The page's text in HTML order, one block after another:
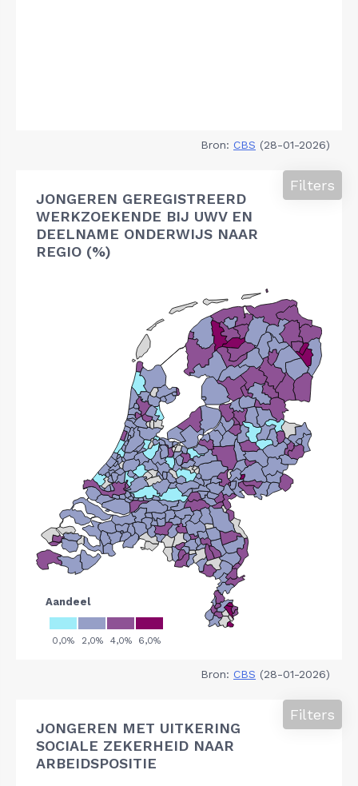
Bron: CBS (28-01-2026)
JONGEREN GEREGISTREERD
WERKZOEKENDE BIJ UWV EN
DEELNAME ONDERWIJS NAAR
REGIO (%)
Filters
Bron: CBS (28-01-2026)
JONGEREN MET UITKERING
SOCIALE ZEKERHEID NAAR
ARBEIDSPOSITIE
Filters